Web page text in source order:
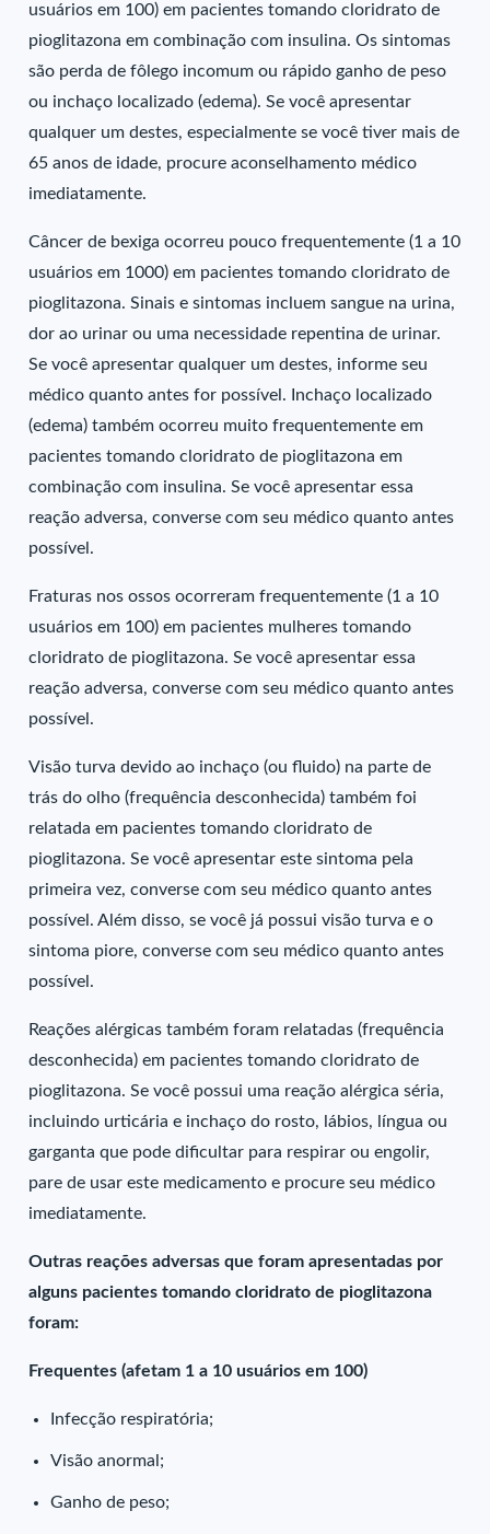
usuários em 100) em pacientes tomando cloridrato de
pioglitazona em combinação com insulina. Os sintomas
são perda de fôlego incomum ou rápido ganho de peso
ou inchaço localizado (edema). Se você apresentar
qualquer um destes, especialmente se você tiver mais de
65 anos de idade, procure aconselhamento médico
imediatamente.
Câncer de bexiga ocorreu pouco frequentemente (1 a 10
usuários em 1000) em pacientes tomando cloridrato de
pioglitazona. Sinais e sintomas incluem sangue na urina,
dor ao urinar ou uma necessidade repentina de urinar.
Se você apresentar qualquer um destes, informe seu
médico quanto antes for possível. Inchaço localizado
(edema) também ocorreu muito frequentemente em
pacientes tomando cloridrato de pioglitazona em
combinação com insulina. Se você apresentar essa
reação adversa, converse com seu médico quanto antes
possível.
Fraturas nos ossos ocorreram frequentemente (1 a 10
usuários em 100) em pacientes mulheres tomando
cloridrato de pioglitazona. Se você apresentar essa
reação adversa, converse com seu médico quanto antes
possível.
Visão turva devido ao inchaço (ou fluido) na parte de
trás do olho (frequência desconhecida) também foi
relatada em pacientes tomando cloridrato de
pioglitazona. Se você apresentar este sintoma pela
primeira vez, converse com seu médico quanto antes
possível. Além disso, se você já possui visão turva e o
sintoma piore, converse com seu médico quanto antes
possível.
Reações alérgicas também foram relatadas (frequência
desconhecida) em pacientes tomando cloridrato de
pioglitazona. Se você possui uma reação alérgica séria,
incluindo urticária e inchaço do rosto, lábios, língua ou
garganta que pode dificultar para respirar ou engolir,
pare de usar este medicamento e procure seu médico
imediatamente.
Outras reações adversas que foram apresentadas por
alguns pacientes tomando cloridrato de pioglitazona
foram:
Frequentes (afetam 1 a 10 usuários em 100)
Infecção respiratória;
Visão anormal;
Ganho de peso;